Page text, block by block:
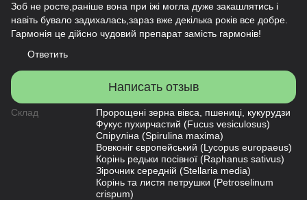
Зоб не росте,раніше вона при іжі могла дуже закашлятись і
навіть бувало задихалась,зараз вже декілька років все добре.
Гармонія це дійсно чудовий препарат замість гармонів!
Ответить
Написать отзыв
Склад
Пророщені зерна вівса, пшениці, кукурудзи
Фукус пухирчастий (Fucus vesiculosus)
Спіруліна (Spirulina maxima)
Вовконіг європейський (Lycopus europaeus)
Корінь редьки посівної (Raphanus sativus)
Зірочник середній (Stellaria media)
Корінь та листя петрушки (Petroselinum
crispum)